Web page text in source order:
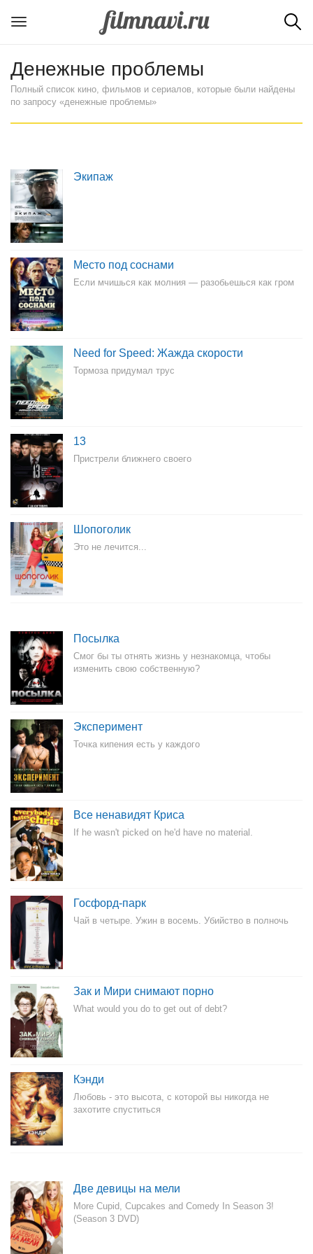
Денежные проблемы
Полный список кино, фильмов и сериалов, которые были найдены
по запросу «денежные проблемы»
Экипаж
Место под соснами
Если мчишься как молния — разобьешься как гром
Need for Speed: Жажда скорости
Тормоза придумал трус
13
Пристрели ближнего своего
Шопоголик
Это не лечится...
Посылка
Смог бы ты отнять жизнь у незнакомца, чтобы
изменить свою собственную?
Эксперимент
Точка кипения есть у каждого
Все ненавидят Криса
If he wasn't picked on he'd have no material.
Госфорд-парк
Чай в четыре. Ужин в восемь. Убийство в полночь
Зак и Мири снимают порно
What would you do to get out of debt?
Кэнди
Любовь - это высота, с которой вы никогда не
захотите спуститься
Две девицы на мели
More Cupid, Cupcakes and Comedy In Season 3!
(Season 3 DVD)